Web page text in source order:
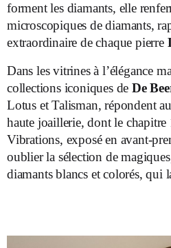
forment les diamants, elle
microscopiques de diamants,
extraordinaire de chaque pierre
Dans les vitrines à l’élégance
collections iconiques deDe
Lotus et Talisman, répondent
haute joaillerie, dont le
Vibrations, exposé en avant-
oublier la sélection de
diamants blancs et colorés, qui